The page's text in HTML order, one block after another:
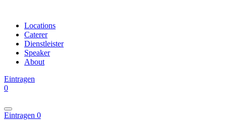
Locations
Caterer
Dienstleister
Speaker
About
Eintragen
0
Eintragen 0